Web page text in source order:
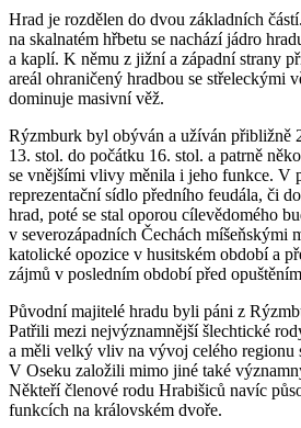
Hrad je rozdělen do dvou základních
na skalnatém hřbetu se nachází jádro
a kaplí. K němu z jižní a západní strany
areál ohraničený hradbou se střeleckými
dominuje masivní věž.
Rýzmburk byl obýván a užíván přibližně
13. stol. do počátku 16. stol. a patrně
se vnějšími vlivy měnila i jeho funkce. V
reprezentační sídlo předního feudála, či
hrad, poté se stal oporou cílevědomého
v severozápadních Čechách míšeňskými
katolické opozice v husitském období a
zájmů v posledním období před
Původní majitelé hradu byli páni z
Patřili mezi nejvýznamnější šlechtické
a měli velký vliv na vývoj celého regionu
V Oseku založili mimo jiné také
Někteří členové rodu Hrabišiců navíc
funkcích na královském dvoře.